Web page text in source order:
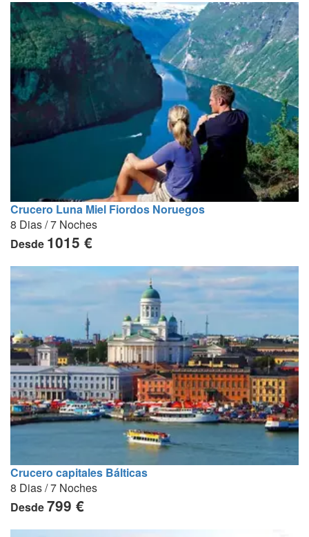
Crucero Luna Miel Fiordos Noruegos
8 Dias / 7 Noches
Desde 1015 €
Crucero capitales Bálticas
8 Dias / 7 Noches
Desde799 €